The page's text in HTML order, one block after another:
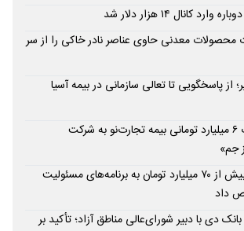
کانال ۱۴ هزار دلار شد
محصولات معدنی حاوی عناصر نادر خاکی را از سر
از پاسخگویی تا تعالی سازمانی در بیمه آسیا
پرداخت خسارت ۶ میلیارد تومانی بیمه تجارت‌نو به شرکت
جم»
بانک مهر ایران بیش از ۷۰ میلیارد تومان به برنامه‌های مسئولیت
داد
دی با دبیر شورای‌عالی مناطق آزاد؛ تأکید بر